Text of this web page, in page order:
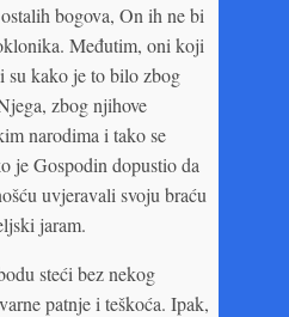
bogova, On ih ne bi
Međutim, oni koji
su kako je to bilo zbog
zbog njihove
narodima i tako se
je Gospodin dopustio da
uvjeravali svoju braću
jaram.
steći bez nekog
patnje i teškoća. Ipak,